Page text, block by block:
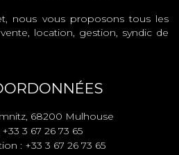
nous vous proposons tous les
location, gestion, syndic de
68200 Mulhouse
+33 3 67 26 73 65
: +33 3 67 26 73 65